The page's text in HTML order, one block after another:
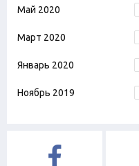
Май 2020
Март 2020
Январь 2020
Ноябрь 2019